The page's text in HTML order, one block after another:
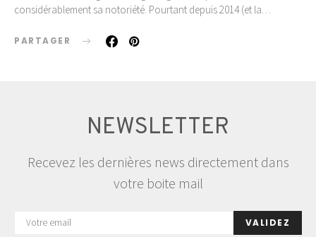
considérablement sa notoriété. Pourtant depuis 2014 (et la…
PARTAGER
NEWSLETTER
Recevez les dernières news directement dans
votre boite mail
VALIDEZ